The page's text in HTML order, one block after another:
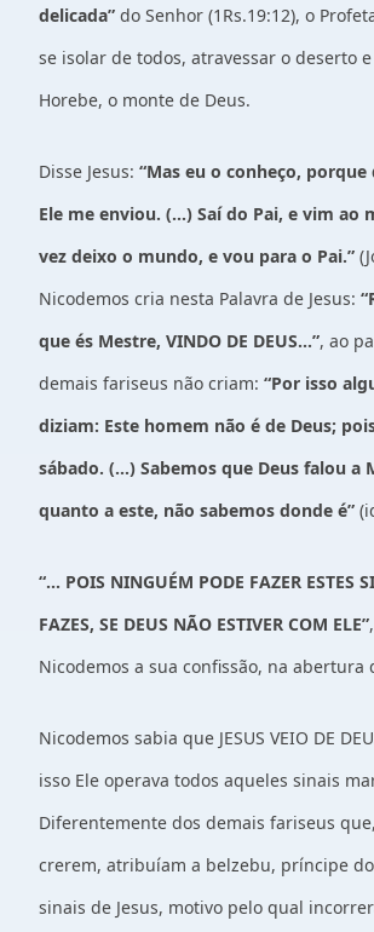
delicada” do Senhor (1Rs.19:12), o
se isolar de todos, atravessar o deserto
Horebe, o monte de Deus.
Disse Jesus: “Mas eu o conheço, porque
Ele me enviou. (...) Saí do Pai, e vim ao
vez deixo o mundo, e vou para o Pai.”
Nicodemos cria nesta Palavra de Jesus:
que és Mestre, VINDO DE DEUS...”, ao
demais fariseus não criam: “Por isso
diziam: Este homem não é de Deus;
sábado. (...) Sabemos que Deus falou a
quanto a este, não sabemos donde é”
“... POIS NINGUÉM PODE FAZER ESTES
FAZES, SE DEUS NÃO ESTIVER COM ELE”
Nicodemos a sua confissão, na abertura
Nicodemos sabia que JESUS VEIO DE
isso Ele operava todos aqueles sinais
Diferentemente dos demais fariseus
crerem, atribuíam a belzebu, príncipe
sinais de Jesus, motivo pelo qual